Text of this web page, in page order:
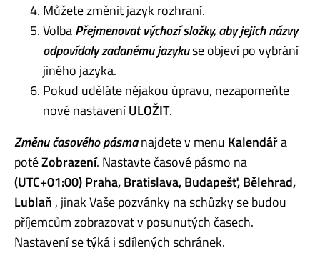
Můžete změnit jazyk rozhraní.
VolbaPřejmenovat výchozí složky, aby jejich názvy
odpovídaly zadanému jazykuse objeví po vybrání
jiného jazyka.
Pokud uděláte nějakou úpravu, nezapomeňte
nové nastaveníULOŽIT.
Změnu časového pásmanajdete v menu Kalendářa
potéZobrazení. Nastavte časové pásmo na
(UTC+01:00) Praha, Bratislava, Budapešť, Bělehrad,
Lublaň , jinak Vaše pozvánky na schůzky se budou
příjemcům zobrazovat v posunutých časech.
Nastavení se týká i sdílených schránek.